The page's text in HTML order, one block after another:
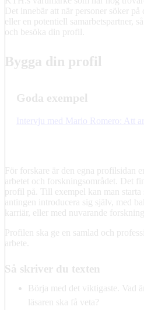
Det innebär att när personer söker
eller en potentiell samarbetspartner,
och besöka din profil.
Bygga din profil
Goda exempel
Intervju med Mario Romero: Att
För forskare är den egna profilsidan
arbetet och forskningsområdet. Det
profil på. Till exempel kan man starta
antingen introducera sig själv, med
karriär, eller med nuvarande
Profilen ska ge en samlad och
arbete.
Så skriver du texten
Börja med det viktigaste. Vad
läsaren ska få veta?